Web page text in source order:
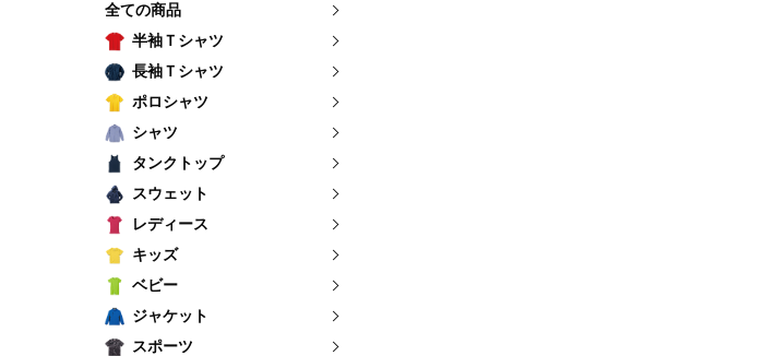
全ての商品
半袖Ｔシャツ
長袖Ｔシャツ
ポロシャツ
シャツ
タンクトップ
スウェット
レディース
キッズ
ベビー
ジャケット
スポーツ